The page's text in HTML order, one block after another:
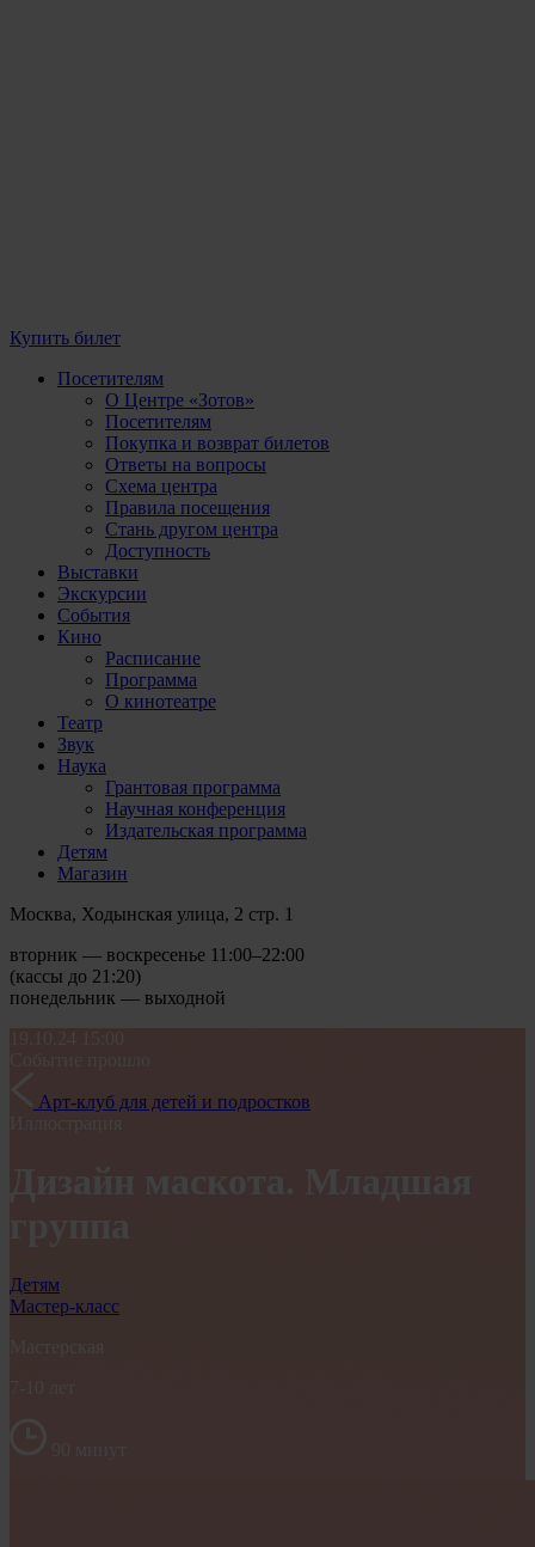
Купить билет
Посетителям
О Центре «Зотов»
Посетителям
Покупка и возврат билетов
Ответы на вопросы
Схема центра
Правила посещения
Стань другом центра
Доступность
Выставки
Экскурсии
События
Кино
Расписание
Программа
О кинотеатре
Театр
Звук
Наука
Грантовая программа
Научная конференция
Издательская программа
Детям
Магазин
Москва, Ходынская улица, 2 стр. 1
вторник — воскресенье 11:00–22:00
(кассы до 21:20)
понедельник — выходной
Арт-клуб для детей и подростков
Детям
Мастер-класс